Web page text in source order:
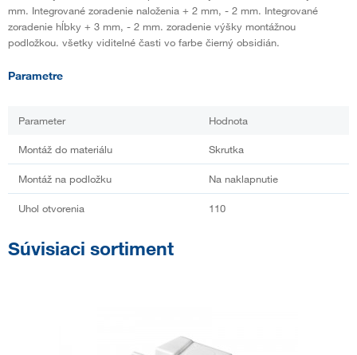
mm. Integrované zoradenie naloženia + 2 mm, - 2 mm. Integrované
zoradenie hĺbky + 3 mm, - 2 mm. zoradenie výšky montážnou
podložkou. všetky viditelné časti vo farbe čierný obsidián.
Parametre
Parameter Hodnota
Montáž do materiálu Skrutka
Montáž na podložku Na naklapnutie
Uhol otvorenia 110
Súvisiaci sortiment